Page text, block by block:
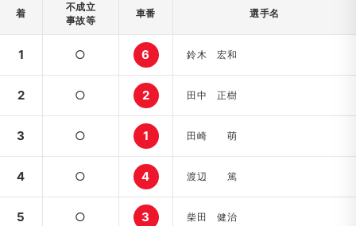
着
不成立
事故等
車番 選手名
1 ○ 6 鈴木 宏和
2 ○ 2 田中 正樹
3 ○ 1 田崎 萌
4 ○ 4 渡辺 篤
5 ○ 3 柴田 健治